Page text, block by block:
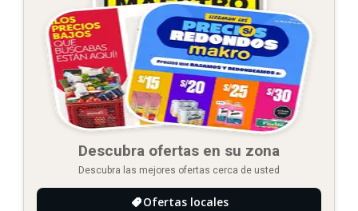
Descubra ofertas en su zona
Descubra las mejores ofertas cerca de usted
Ofertas locales